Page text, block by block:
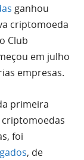
ganhou
criptomoeda
Club
em julho
empresas.
primeira
criptomoedas
foi
, de